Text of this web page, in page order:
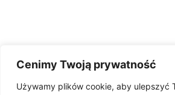
Cenimy Twoją prywatność
Używamy plików cookie, aby ulepszyć